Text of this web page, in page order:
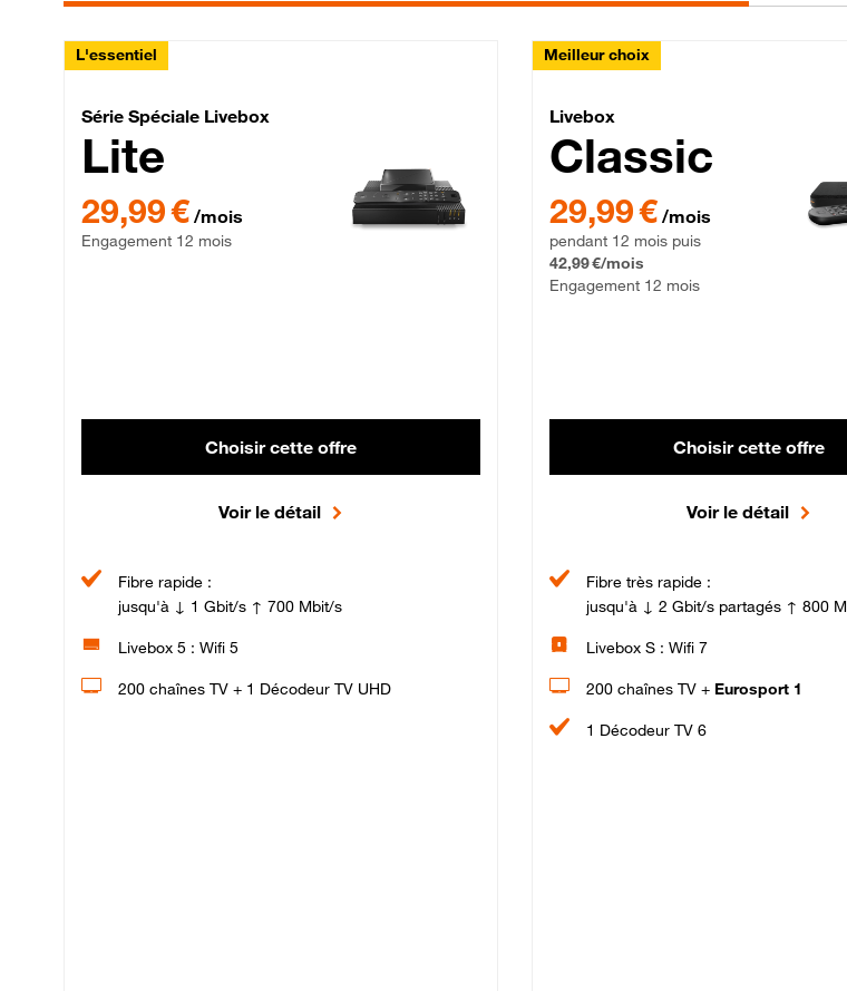
L'essentiel
Série Spéciale Livebox Lite Fibre
Série Spéciale Livebox
Lite
29,99 € par mois , Engagement 12 mois
29,99 € /mois
Engagement 12 mois
Choisir cette offre
Voir le détail
Fibre rapide :
jusqu'à ↓ 1 Gbit/s ↑ 700 Mbit/s
Livebox 5 : Wifi 5
200 chaînes TV + 1 Décodeur TV UHD
Meilleur choix
Livebox Classic
Livebox
Classic
29,99 € par mois pendant 12 mois puis
29,99 € /mois
pendant 12 mois puis
42,99 €/mois
Engagement 12 mois
Choisir cette offre
Voir le détail
Fibre très rapide :
jusqu'à ↓ 2 Gbit/s partagés ↑ 800
Livebox S : Wifi 7
200 chaînes TV + Eurosport 1
1 Décodeur TV 6